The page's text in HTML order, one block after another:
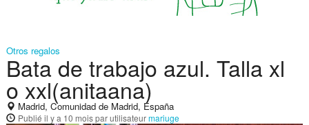
Otros regalos
Bata de trabajo azul. Talla xl
o xxl(anitaana)
Madrid, Comunidad de Madrid, España
Publié il y a 10 moispar utilisateurmariuge